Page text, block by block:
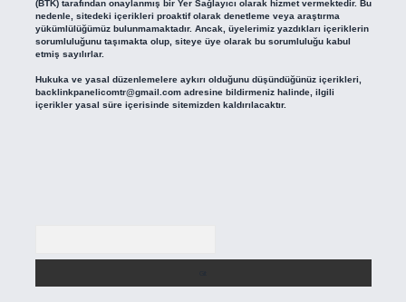
(BTK) tarafından onaylanmış bir Yer Sağlayıcı olarak hizmet vermektedir. Bu
nedenle, sitedeki içerikleri proaktif olarak denetleme veya araştırma
yükümlülüğümüz bulunmamaktadır. Ancak, üyelerimiz yazdıkları içeriklerin
sorumluluğunu taşımakta olup, siteye üye olarak bu sorumluluğu kabul
etmiş sayılırlar.
Hukuka ve yasal düzenlemelere aykırı olduğunu düşündüğünüz içerikleri,
backlinkpanelicomtr@gmail.comadresine bildirmeniz halinde, ilgili
içerikler yasal süre içerisinde sitemizden kaldırılacaktır.